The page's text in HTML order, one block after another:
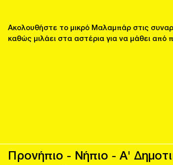
Ακολουθήστε το μικρό Μαλαμπάρ στις
καθώς μιλάει στα αστέρια για να μάθει από
Προνήπιο - Νήπιο - Α'